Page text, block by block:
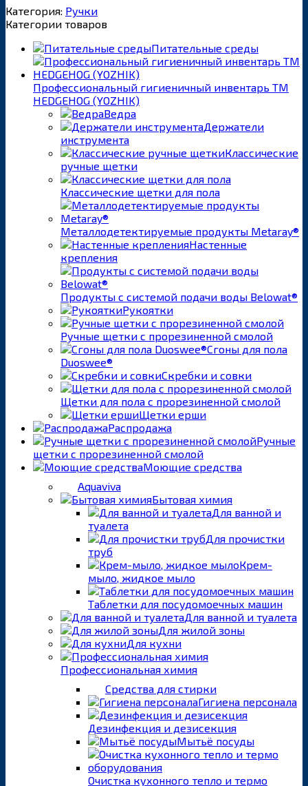
Категория: Ручки
Категории товаров
Питательные среды
Профессиональный гигиеничный инвентарь ТМ
HEDGEHOG (YOZHIK)
Ведра
Держатели
инструмента
Классические
ручные щетки
Классические щетки для пола
Металлодетектируемые продукты Metaray®
Настенные
крепления
Продукты с системой подачи воды Belowat®
Рукоятки
Ручные щетки с прорезиненной смолой
Сгоны для пола
Duoswee®
Скребки и совки
Щетки для пола с прорезиненной смолой
Щетки ерши
Распродажа
Ручные
щетки с прорезиненной смолой
Моющие средства
Aquaviva
Бытовая химия
Для ванной и
туалета
Для прочистки
труб
Крем-
мыло, жидкое мыло
Таблетки для посудомоечных машин
Для ванной и туалета
Для жилой зоны
Для кухни
Профессиональная химия
Средства для стирки
Гигиена персонала
Дезинфекция и дезисекция
Мытьё посуды
Очистка кухонного тепло и термо